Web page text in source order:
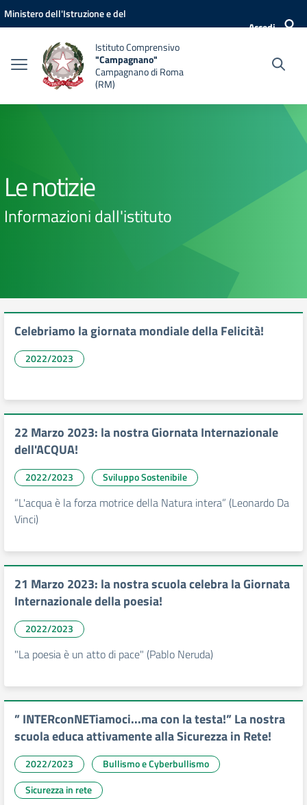
Vai ai contenuti
Vai al menu di navigazione
Vai al footer
Ministero dell'Istruzione e del
Accedi
Istituto Comprensivo
"Campagnano"
Campagnano di Roma
(RM)
Le notizie
Informazioni dall'istituto
Celebriamo la giornata mondiale della Felicità!
2022/2023
22 Marzo 2023: la nostra Giornata Internazionale
dell'ACQUA!
2022/2023 Sviluppo Sostenibile
“L'acqua è la forza motrice della Natura intera” (Leonardo Da
Vinci)
21 Marzo 2023: la nostra scuola celebra la Giornata
Internazionale della poesia!
2022/2023
"La poesia è un atto di pace" (Pablo Neruda)
” INTERconNETiamoci...ma con la testa!” La nostra
scuola educa attivamente alla Sicurezza in Rete!
2022/2023
Bullismo e Cyberbullismo
Sicurezza in rete